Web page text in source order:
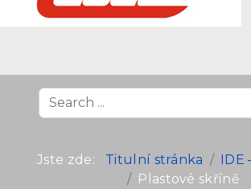
Search
...
Jste zde: Titulní stránka
IDE
Plastové skříně